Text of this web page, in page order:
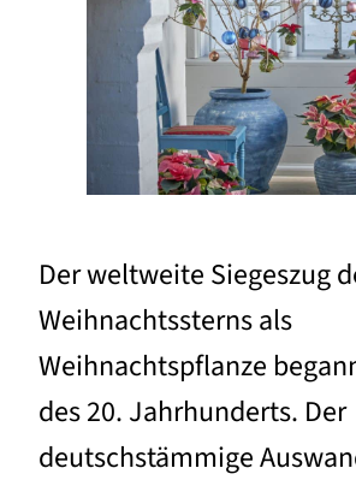
Der weltweite Siegeszug
Weihnachtssterns als
Weihnachtspflanze
des 20. Jahrhunderts. Der
deutschstämmige